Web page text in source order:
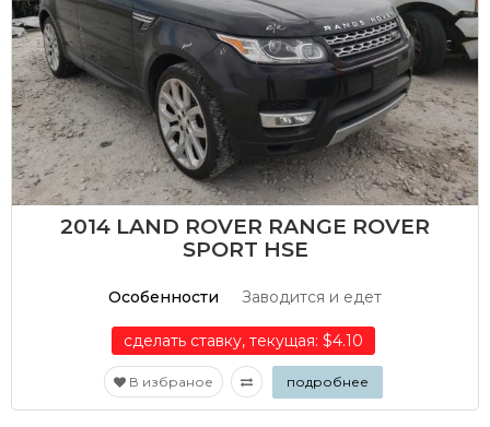
2014 LAND ROVER RANGE ROVER
SPORT HSE
Особенности Заводится и едет
сделать ставку, текущая: $4.10
В избраное подробнее